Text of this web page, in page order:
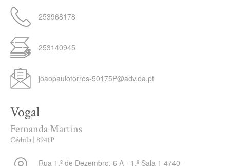
253968178
253140945
joaopaulotorres-50175P@adv.oa.pt
Vogal
Fernanda Martins
Cédula | 8941P
Rua 1.º de Dezembro, 6 A - 1.º Sala 1 4740-